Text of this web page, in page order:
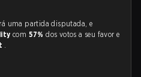
uma partida disputada, e
com 57%dos votos a seu favor e
.